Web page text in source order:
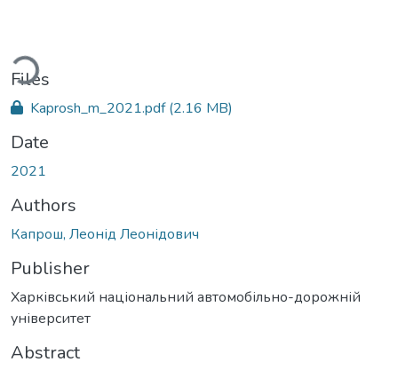
Files
Kaprosh_m_2021.pdf(2.16 MB)
Date
2021
Authors
Капрош, Леонід Леонідович
Publisher
Харківський національний автомобільно-дорожній
університет
Abstract